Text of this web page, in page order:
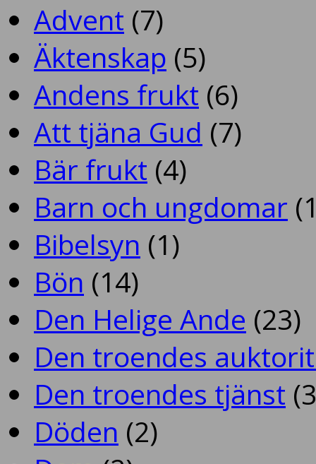
Advent (7)
Äktenskap (5)
Andens frukt (6)
Att tjäna Gud (7)
Bär frukt (4)
Barn och ungdomar
Bibelsyn (1)
Bön (14)
Den Helige Ande (23)
Den troendes
Den troendes tjänst
Döden (2)